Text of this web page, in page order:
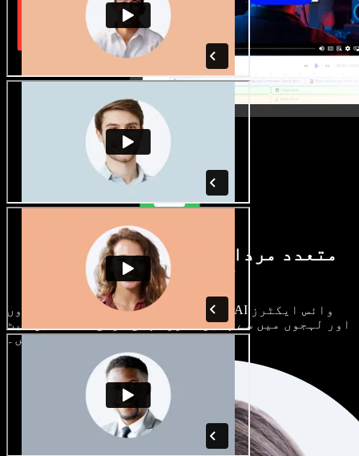
متعدد مردانہ و زنانہ آوازیں اور
لہجے دستیاب
ہر پروجیکٹ الگ ہوتا ہے۔ سینکڑوں AI وائس ایکٹرز
اور لہجوں میں سے چنیں، اور اپنی مرضی کے مطابق سیٹ
کریں۔